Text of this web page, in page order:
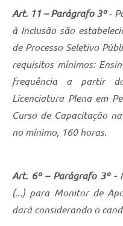
Telefones Úteis
Transparência
Art. 11 – Parágrafo 3º-
à Inclusão são
de Processo Seletivo
requisitos mínimos:
frequência a partir
Licenciatura Plena em
Curso de Capacitação
no mínimo, 160 horas.
Art. 6º – Parágrafo 3º -
(...) para Monitor de
dará considerando o